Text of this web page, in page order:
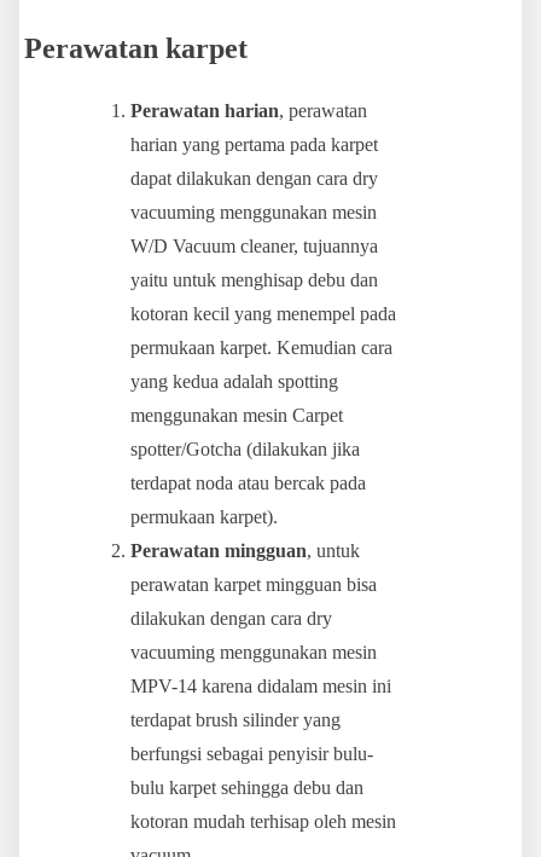
Perawatan karpet
Perawatan harian, perawatan
harian yang pertama pada karpet
dapat dilakukan dengan cara dry
vacuuming menggunakan mesin
W/D Vacuum cleaner, tujuannya
yaitu untuk menghisap debu dan
kotoran kecil yang menempel pada
permukaan karpet. Kemudian cara
yang kedua adalah spotting
menggunakan mesin Carpet
spotter/Gotcha (dilakukan jika
terdapat noda atau bercak pada
permukaan karpet).
Perawatan mingguan, untuk
perawatan karpet mingguan bisa
dilakukan dengan cara dry
vacuuming menggunakan mesin
MPV-14 karena didalam mesin ini
terdapat brush silinder yang
berfungsi sebagai penyisir bulu-
bulu karpet sehingga debu dan
kotoran mudah terhisap oleh mesin